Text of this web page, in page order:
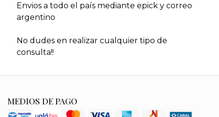
Envios a todo el país mediante epick y correo
argentino
No dudes en realizar cualquier tipo de
consulta!!
MEDIOS DE PAGO